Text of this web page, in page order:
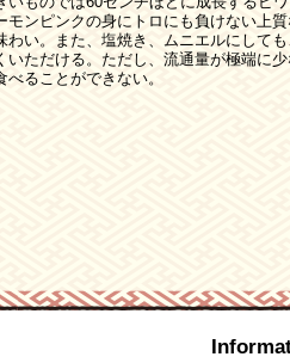
モンピンクの身にトロにも負けない上
わい。また、塩焼き、ムニエルにして
いただける。ただし、流通量が極端に
べることができない。